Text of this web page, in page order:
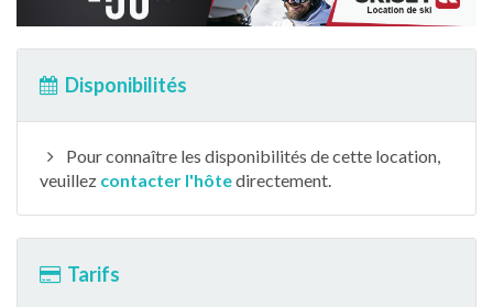
Disponibilités
Pour connaître les disponibilités de cette location,
veuillez contacter l'hôtedirectement.
Tarifs